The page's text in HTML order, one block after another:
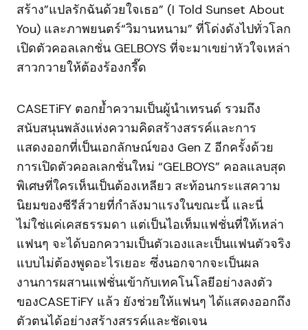
สร้าง”แปลรักฉันด้วยใจเธอ” (I Told Sunset About
You) และภาพยนตร์“วิมานหนาม” ที่โด่งดังไปทั่วโลก
เปิดตัวคอลเลกชั่น GELBOYS ที่จะมาเขย่าหัวใจเหล่า
สาวกวายให้ต้องร้องกรี๊ด
CASETiFY ตอกย้ำความเป็นผู้นำเทรนด์ รวมถึง
สนับสนุนพลังแห่งความคิดสร้างสรรค์และการ
แสดงออกที่เป็นเอกลักษณ์ของ Gen Z อีกครั้งด้วย
การเปิดตัวคอลเลกชั่นใหม่ “GELBOYS” คอลแลบสุด
พิเศษที่ใครเห็นเป็นต้องเหลียว สะท้อนกระแสความ
นิยมของซีรีส์วายที่กำลังมาแรงในขณะนี้ และนี่
ไม่ใช่แค่เคสธรรมดา แต่เป็นไอเท็มแฟชั่นที่ให้เหล่า
แฟนๆ จะได้บอกความเป็นตัวเองและเป็นแฟนตัวจริง
แบบไม่ต้องพูดอะไรเยอะ ซึ่งนอกจากจะเป็นผล
งานการผสานแฟชั่นเข้ากับเทคโนโลยีอย่างลงตัว
ของCASETiFY แล้ว ยังช่วยให้แฟนๆ ได้แสดงออกถึง
ตัวตนได้อย่างสร้างสรรค์และชัดเจน